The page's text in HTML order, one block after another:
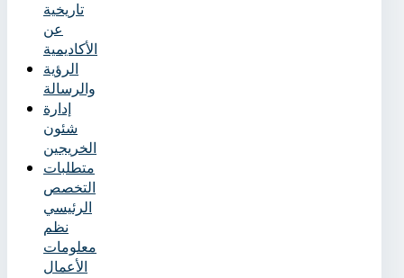
تاريخية
عن
الأكاديمية
الرؤية
والرسالة
إدارة
شئون
الخريجين
متطلبات
التخصص
الرئيسي
نظم
معلومات
الأعمال